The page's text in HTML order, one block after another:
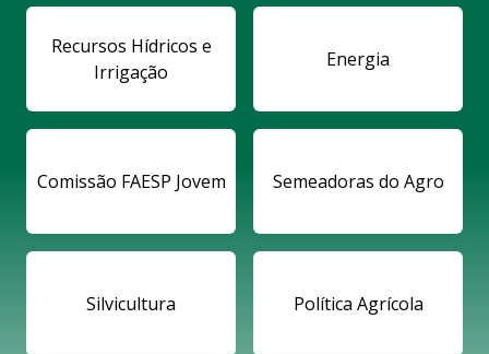
Recursos Hídricos e
Irrigação
Energia
Comissão FAESP Jovem Semeadoras do Agro
Silvicultura Política Agrícola